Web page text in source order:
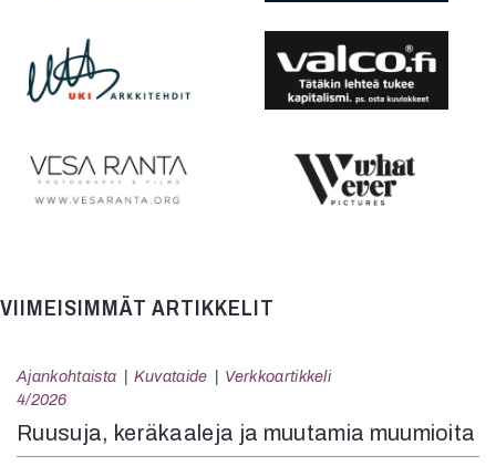
Kaltio ry
VIIMEISIMMÄT ARTIKKELIT
Ajankohtaista Kuvataide
Verkkoartikkeli
4/2026
Ruusuja, keräkaaleja ja muutamia muumioita